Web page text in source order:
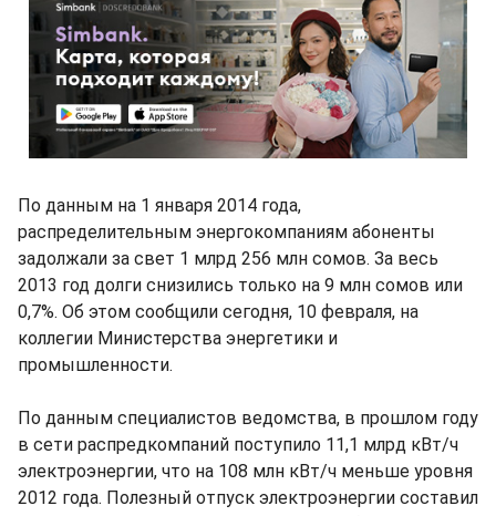
По данным на 1 января 2014 года,
распределительным энергокомпаниям абоненты
задолжали за свет 1 млрд 256 млн сомов. За весь
2013 год долги снизились только на 9 млн сомов или
0,7%. Об этом сообщили сегодня, 10 февраля, на
коллегии Министерства энергетики и
промышленности.
По данным специалистов ведомства, в прошлом году
в сети распредкомпаний поступило 11,1 млрд кВт/ч
электроэнергии, что на 108 млн кВт/ч меньше уровня
2012 года. Полезный отпуск электроэнергии составил